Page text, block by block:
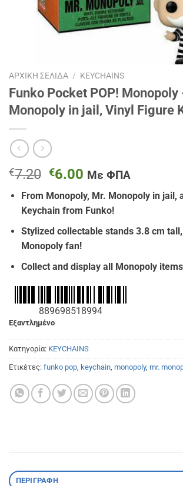
ΑΡΧΙΚΉ ΣΕΛΊΔΑ / KEYCHAINS
Funko Pocket POP! Monopoly
Monopoly in jail, Vinyl Figure
€7.20 Original
price
was:
€7.20.
€6.00 Η
τρέχουσα
τιμή
είναι:
€6.00.
Με ΦΠΑ
From Monopoly, Mr. Monopoly in jail,
Keychain from Funko!
Stylized collectable stands 3.8 cm
Monopoly fan!
Collect and display all Monopoly
889698518994
Εξαντλημένο
Κατηγορία: KEYCHAINS
Ετικέτες: funko pop, keychain, monopoly, mr.
ΠΕΡΙΓΡΑΦΉ